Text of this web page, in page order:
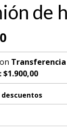
de
Transferencia
$1.900,00